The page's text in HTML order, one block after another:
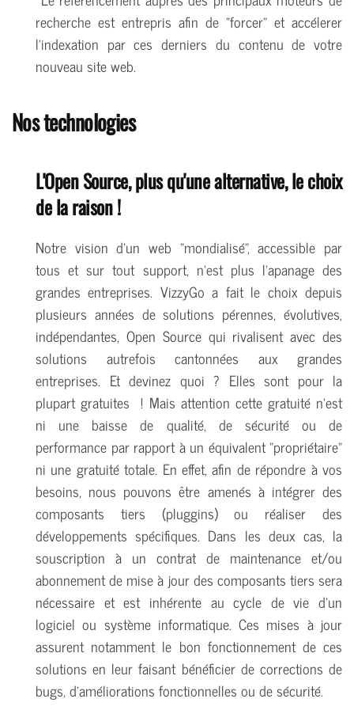
recherche est entrepris afin de "forcer" et accélerer
l'indexation par ces derniers du contenu de votre
nouveau site web.
Nos technologies
L'Open Source, plus qu'une alternative, le choix
de la raison !
Notre vision d'un web "mondialisé", accessible par
tous et sur tout support, n'est plus l'apanage des
grandes entreprises. VizzyGo a fait le choix depuis
plusieurs années de solutions pérennes, évolutives,
indépendantes, Open Source qui rivalisent avec des
solutions autrefois cantonnées aux grandes
entreprises. Et devinez quoi ? Elles sont pour la
plupart gratuites ! Mais attention cette gratuité n'est
ni une baisse de qualité, de sécurité ou de
performance par rapport à un équivalent "propriétaire"
ni une gratuité totale. En effet, afin de répondre à vos
besoins, nous pouvons être amenés à intégrer des
composants tiers (pluggins) ou réaliser des
développements spécifiques. Dans les deux cas, la
souscription à un contrat de maintenance et/ou
abonnement de mise à jour des composants tiers sera
nécessaire et est inhérente au cycle de vie d'un
logiciel ou système informatique. Ces mises à jour
assurent notamment le bon fonctionnement de ces
solutions en leur faisant bénéficier de corrections de
bugs, d'améliorations fonctionnelles ou de sécurité.